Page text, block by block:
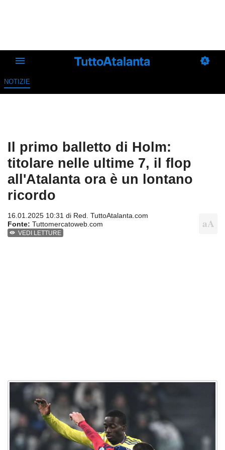
NOTIZIE
Il primo balletto di Holm:
titolare nelle ultime 7, il flop
all'Atalanta ora è un lontano
ricordo
16.01.2025 10:31 di Red. TuttoAtalanta.com
Fonte: Tuttomercatoweb.com
VEDI LETTURE